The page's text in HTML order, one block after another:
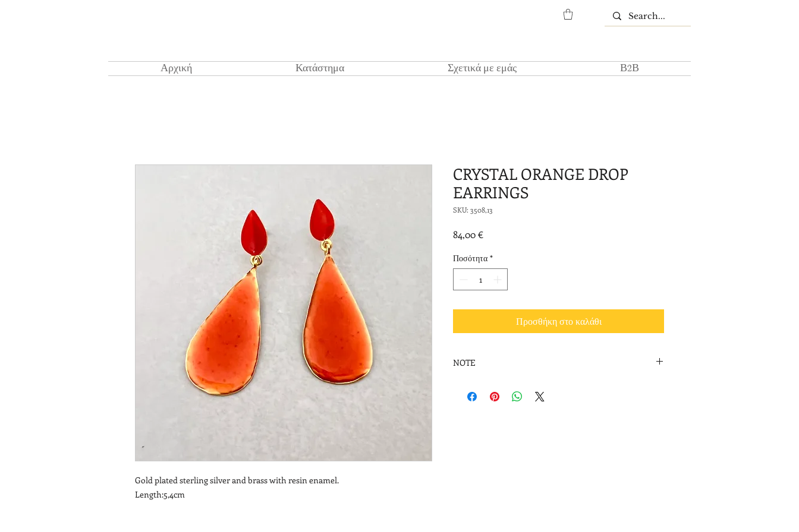
Αρχική Κατάστημα Σχετικά με εμάς Β2Β
Gold plated sterling silver and brass with resin enamel.
Length:5,4cm
CRYSTAL ORANGE DROP
EARRINGS
SKU: 3508,13
84,00 €Τιμή
Ποσότητα *
Προσθήκη στο καλάθι
NOTE
photograph to the real piece of jewelry.